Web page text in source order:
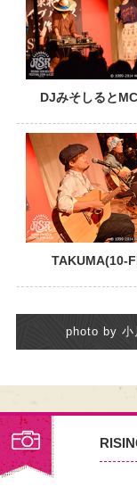
DJみそしると
TAKUMA(10-
photo by 小